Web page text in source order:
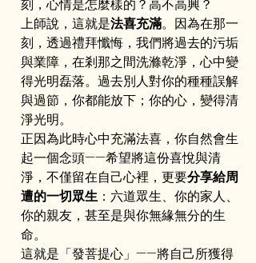
刻，心情是怎麼樣的？高不高興？
上師說，這就是法喜充滿。因為在那一
刻，透過禮拜懺悔，我們將過去的污垢
與業障，在剎那之間洗滌乾淨，心中變
得光明磊落。過去別人對你的種種誤解
與過節，你都能放下；你的心，變得清
淨光明。
正因為此時心中充滿法喜，你自然會生
起一個念頭——希望將這份喜悅與清
淨，不僅留在自己心裡，更要分享給周
遭的一切眾生 ：六道眾生、你的家人、
你的親友，甚至是與你無緣無分的生
命。
這就是「發菩提心」——將自己所獲得